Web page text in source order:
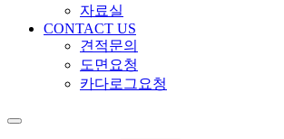
자료실
CONTACT US
견적문의
도면요청
카다로그요청